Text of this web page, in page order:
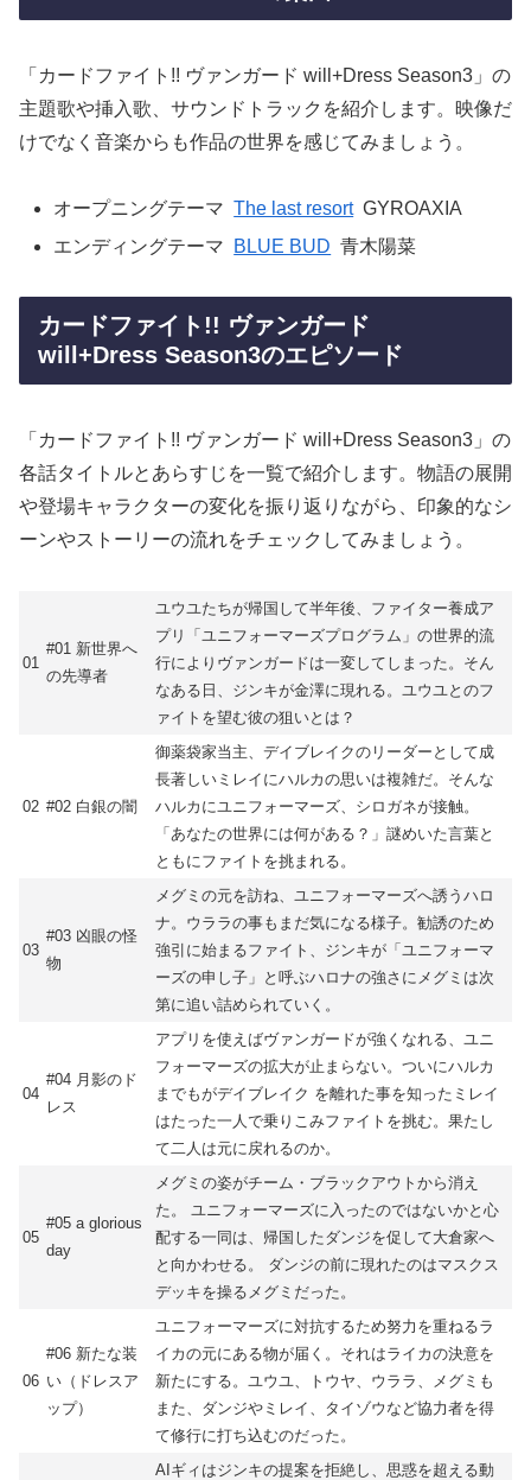
「カードファイト!! ヴァンガード will+Dress Season3」の
主題歌や挿入歌、サウンドトラックを紹介します。映像だ
けでなく音楽からも作品の世界を感じてみましょう。
オープニングテーマ The last resort GYROAXIA
エンディングテーマ
BLUE BUD 青木陽菜
カードファイト!! ヴァンガード
will+Dress Season3のエピソード
「カードファイト!! ヴァンガード will+Dress Season3」の
各話タイトルとあらすじを一覧で紹介します。物語の展開
や登場キャラクターの変化を振り返りながら、印象的なシ
ーンやストーリーの流れをチェックしてみましょう。
01
#01 新世界へ
の先導者
ユウユたちが帰国して半年後、ファイター養成ア
プリ「ユニフォーマーズプログラム」の世界的流
行によりヴァンガードは一変してしまった。そん
なある日、ジンキが金澤に現れる。ユウユとのフ
ァイトを望む彼の狙いとは？
02 #02 白銀の闇
御薬袋家当主、デイブレイクのリーダーとして成
長著しいミレイにハルカの思いは複雑だ。そんな
ハルカにユニフォーマーズ、シロガネが接触。
「あなたの世界には何がある？」謎めいた言葉と
ともにファイトを挑まれる。
03
#03 凶眼の怪
物
メグミの元を訪ね、ユニフォーマーズへ誘うハロ
ナ。ウララの事もまだ気になる様子。勧誘のため
強引に始まるファイト、ジンキが「ユニフォーマ
ーズの申し子」と呼ぶハロナの強さにメグミは次
第に追い詰められていく。
04
#04 月影のド
レス
アプリを使えばヴァンガードが強くなれる、ユニ
フォーマーズの拡大が止まらない。ついにハルカ
までもがデイブレイク を離れた事を知ったミレイ
はたった一人で乗りこみファイトを挑む。果たし
て二人は元に戻れるのか。
05
#05 a glorious
day
メグミの姿がチーム・ブラックアウトから消え
た。 ユニフォーマーズに入ったのではないかと心
配する一同は、帰国したダンジを促して大倉家へ
と向かわせる。 ダンジの前に現れたのはマスクス
デッキを操るメグミだった。
06
#06 新たな装
い（ドレスア
ップ）
ユニフォーマーズに対抗するため努力を重ねるラ
イカの元にある物が届く。それはライカの決意を
新たにする。ユウユ、トウヤ、ウララ、メグミも
また、ダンジやミレイ、タイゾウなど協力者を得
て修行に打ち込むのだった。
AIギィはジンキの提案を拒絶し、思惑を超える動